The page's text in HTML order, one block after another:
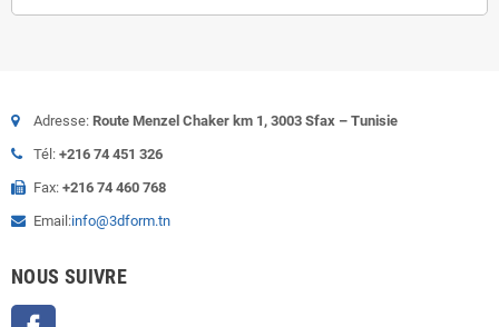
Adresse: Route Menzel Chaker km 1, 3003 Sfax – Tunisie
Tél: +216 74 451 326
Fax: +216 74 460 768
Email:info@3dform.tn
NOUS SUIVRE